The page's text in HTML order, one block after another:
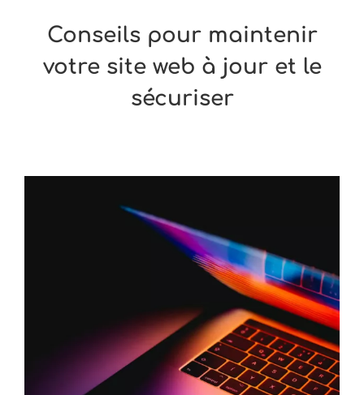
Conseils pour maintenir
votre site web à jour et le
sécuriser